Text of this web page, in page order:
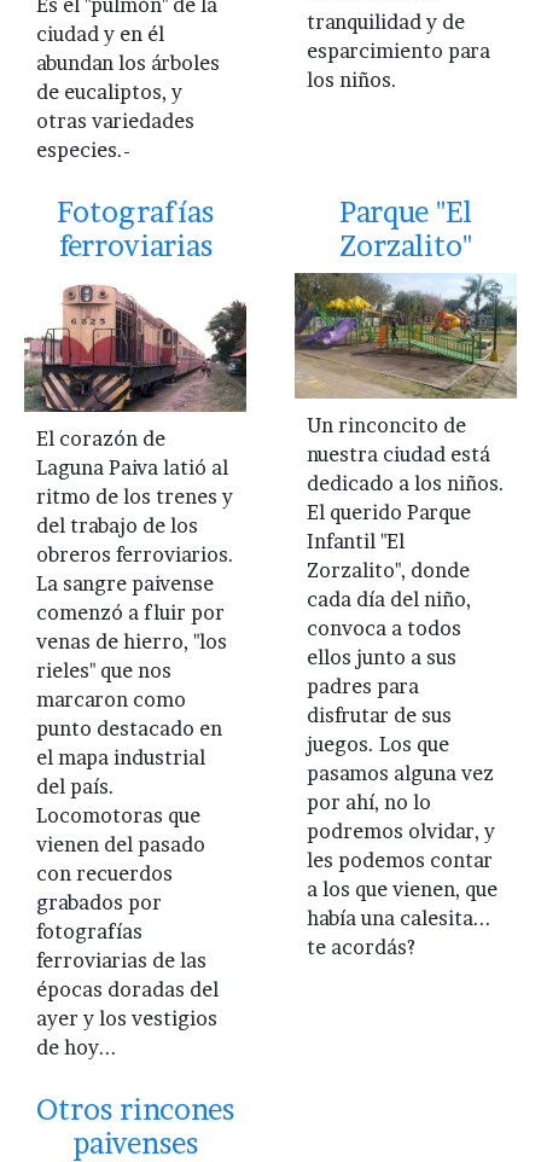
Es el "pulmón" de la
ciudad y en él
abundan los árboles
de eucaliptos, y
otras variedades
especies.-
tranquilidad y de
esparcimiento para
los niños.
Fotografías
ferroviarias
El corazón de
Laguna Paiva latió al
ritmo de los trenes y
del trabajo de los
obreros ferroviarios.
La sangre paivense
comenzó a fluir por
venas de hierro, "los
rieles" que nos
marcaron como
punto destacado en
el mapa industrial
del país.
Locomotoras que
vienen del pasado
con recuerdos
grabados por
fotografías
ferroviarias de las
épocas doradas del
ayer y los vestigios
de hoy...
Parque "El
Zorzalito"
Un rinconcito de
nuestra ciudad está
dedicado a los niños.
El querido Parque
Infantil "El
Zorzalito", donde
cada día del niño,
convoca a todos
ellos junto a sus
padres para
disfrutar de sus
juegos. Los que
pasamos alguna vez
por ahí, no lo
podremos olvidar, y
les podemos contar
a los que vienen, que
había una calesita...
te acordás?
Otros rincones
paivenses